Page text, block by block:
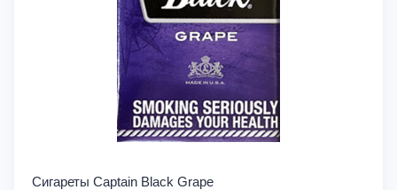
Сигареты Captain Black Grape